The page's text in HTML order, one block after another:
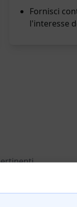
Fornisci
l'interesse